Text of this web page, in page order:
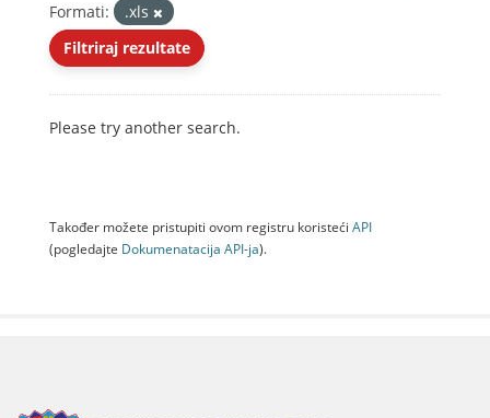
Formati:
.xls
Filtriraj rezultate
Please try another search.
Također možete pristupiti ovom registru koristeći API
(pogledajte Dokumenаtаcijа API-jа).